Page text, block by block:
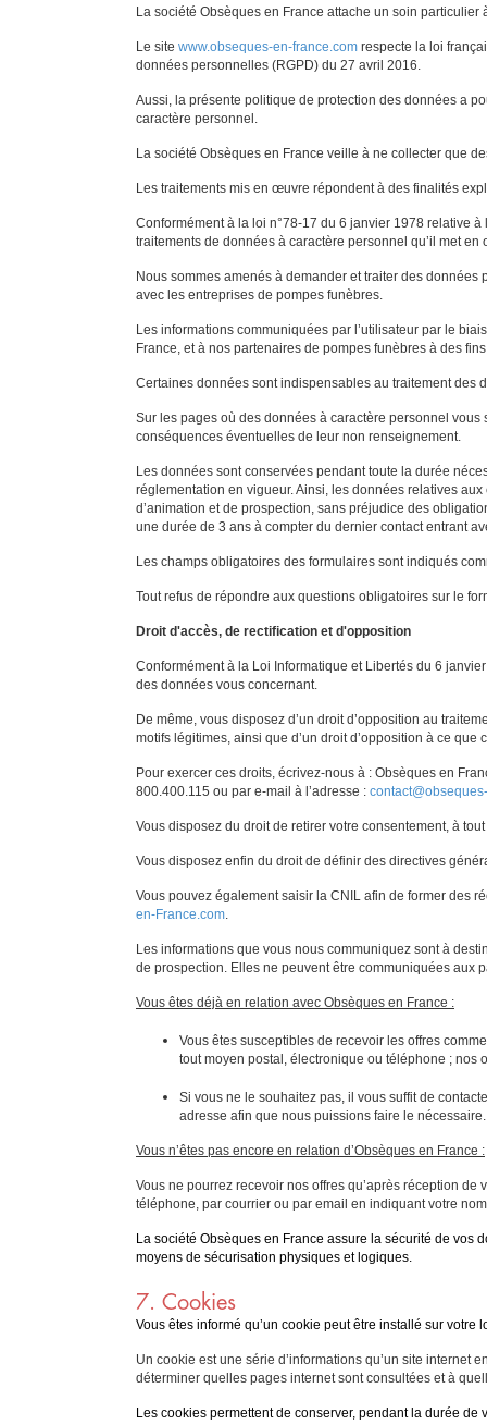
La société Obsèques en France attache un soin
Le site www.obseques-en-france.com respecte la loi
données personnelles (RGPD) du 27 avril 2016.
Aussi, la présente politique de protection des données a
caractère personnel.
La société Obsèques en France veille à ne collecter que
Les traitements mis en œuvre répondent à des finalités
Conformément à la loi n°78-17 du 6 janvier 1978 relative
traitements de données à caractère personnel qu’il met en
Nous sommes amenés à demander et traiter des
avec les entreprises de pompes funèbres.
Les informations communiquées par l’utilisateur par le
France, et à nos partenaires de pompes funèbres à des
Certaines données sont indispensables au traitement des
Sur les pages où des données à caractère personnel
conséquences éventuelles de leur non renseignement.
Les données sont conservées pendant toute la durée
réglementation en vigueur. Ainsi, les données relatives
d’animation et de prospection, sans préjudice des
une durée de 3 ans à compter du dernier contact entrant
Les champs obligatoires des formulaires sont indiqués
Tout refus de répondre aux questions obligatoires sur le
Droit d'accès, de rectification et d'opposition
Conformément à la Loi Informatique et Libertés du 6
des données vous concernant.
De même, vous disposez d’un droit d’opposition au
motifs légitimes, ainsi que d’un droit d’opposition à ce
Pour exercer ces droits, écrivez-nous à : Obsèques en
800.400.115 ou par e-mail à l’adresse :
Vous disposez du droit de retirer votre consentement, à
Vous disposez enfin du droit de définir des directives
Vous pouvez également saisir la CNIL afin de former des
en-France.com.
Les informations que vous nous communiquez sont à
de prospection. Elles ne peuvent être communiquées aux
Vous êtes déjà en relation avec Obsèques en France :
Vous êtes susceptibles de recevoir les offres
tout moyen postal, électronique ou téléphone ; nos
Si vous ne le souhaitez pas, il vous suffit de
adresse afin que nous puissions faire le nécessaire.
Vous n’êtes pas encore en relation d’Obsèques en France :
Vous ne pourrez recevoir nos offres qu’après réception
téléphone, par courrier ou par email en indiquant votre
La société Obsèques en France assure la sécurité de vos
moyens de sécurisation physiques et logiques.
7. Cookies
Vous êtes informé qu’un cookie peut être installé sur
Un cookie est une série d’informations qu’un site
déterminer quelles pages internet sont consultées et à
Les cookies permettent de conserver, pendant la durée